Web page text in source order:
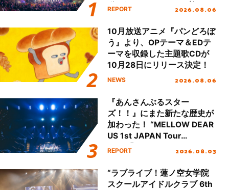
動を経てファイナルを迎える
REPORT 2026.08.06
10月放送アニメ『パンどろぼ
う』より、OPテーマ＆EDテ
ーマを収録した主題歌CDが
10月28日にリリース決定！
NEWS 2026.08.06
『あんさんぶるスター
ズ！！』にまた新たな歴史が
加わった！ “MELLOW DEAR
US 1st JAPAN Tour
Final「NICE to meet YOU
ート!!
REPORT 2026.08.03
“ラブライブ！蓮ノ空女学院
スクールアイドルクラブ 6th